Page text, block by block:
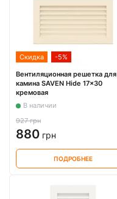
Скидка -5%
Вентиляционная решетка для
камина SAVEN Hide 17x30
кремовая
В наличии
927 грн
880 грн
ПОДРОБНЕЕ